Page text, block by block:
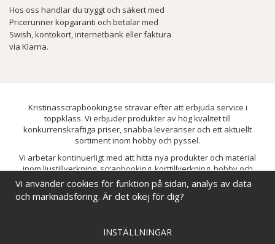
Hos oss handlar du tryggt och säkert med
Pricerunner köpgaranti och betalar med
Swish, kontokort, internetbank eller faktura
via Klarna.
Kristinasscrapbooking.se strävar efter att erbjuda service i
toppklass. Vi erbjuder produkter av hög kvalitet till
konkurrenskraftiga priser, snabba leveranser och ett aktuellt
sortiment inom hobby och pyssel.
Vi arbetar kontinuerligt med att hitta nya produkter och material
inom ljustillverkning, scrapbooking, korttillverkning, hobby och
pyssel. Målet är att bredda sortimentet och löpande förbättra och
utveckla vårt utbud, så att du alltid kan hitta det du behöver hos oss.
Vi använder cookies för funktion på sidan, analys av data
och marknadsföring. Är det okej för dig?
INSTÄLLNINGAR